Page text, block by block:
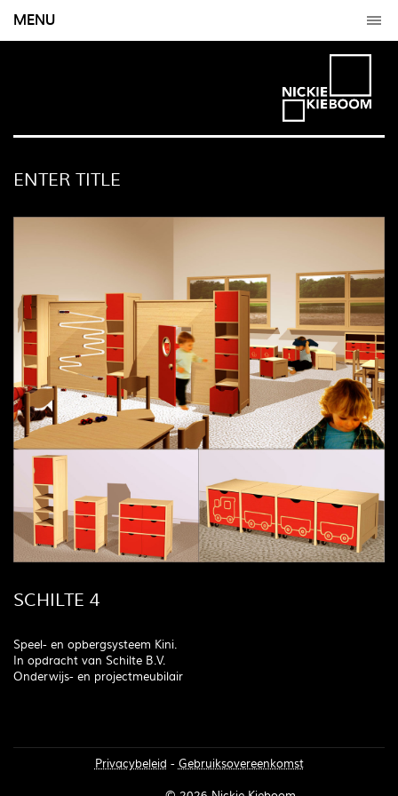
MENU
ENTER TITLE
SCHILTE 4
Speel- en opbergsysteem Kini.
In opdracht van Schilte B.V.
Onderwijs- en projectmeubilair
Privacybeleid - Gebruiksovereenkomst